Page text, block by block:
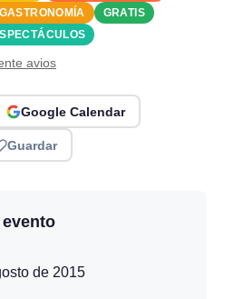
GASTRONOMÍA
GRATIS
avios
Google Calendar
Guardar
de 2015